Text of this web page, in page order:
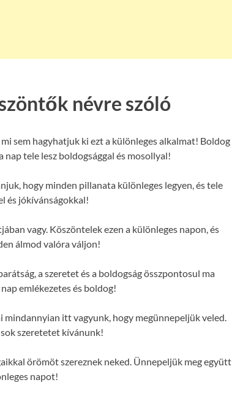
névre szóló
sem hagyhatjuk ki ezt a különleges alkalmat! Boldog
tele lesz boldogsággal és mosollyal!
hogy minden pillanata különleges legyen, és tele
és jókívánságokkal!
vagy. Köszöntelek ezen a különleges napon, és
álmod valóra váljon!
a szeretet és a boldogság összpontosul ma
emlékezetes és boldog!
mindannyian itt vagyunk, hogy megünnepeljük veled.
szeretetet kívánunk!
örömöt szereznek neked. Ünnepeljük meg együtt
napot!